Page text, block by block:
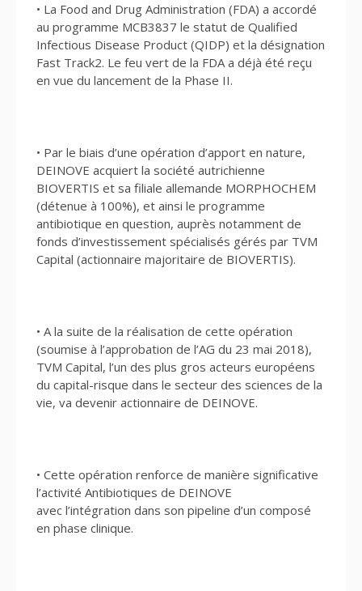
• La Food and Drug Administration (FDA) a accordé
au programme MCB3837 le statut de Qualified
Infectious Disease Product (QIDP) et la désignation
Fast Track2. Le feu vert de la FDA a déjà été reçu
en vue du lancement de la Phase II.
• Par le biais d’une opération d’apport en nature,
DEINOVE acquiert la société autrichienne
BIOVERTIS et sa filiale allemande MORPHOCHEM
(détenue à 100%), et ainsi le programme
antibiotique en question, auprès notamment de
fonds d’investissement spécialisés gérés par TVM
Capital (actionnaire majoritaire de BIOVERTIS).
• A la suite de la réalisation de cette opération
(soumise à l’approbation de l’AG du 23 mai 2018),
TVM Capital, l’un des plus gros acteurs européens
du capital-risque dans le secteur des sciences de la
vie, va devenir actionnaire de DEINOVE.
• Cette opération renforce de manière significative
l’activité Antibiotiques de DEINOVE
avec l’intégration dans son pipeline d’un composé
en phase clinique.